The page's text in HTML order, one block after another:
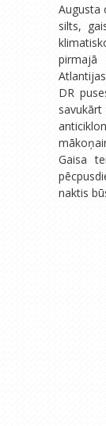
Augusta
silts,
DR
Gaisa
naktis